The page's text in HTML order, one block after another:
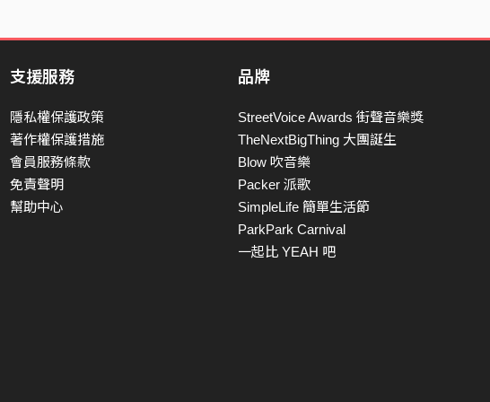
支援服務
隱私權保護政策
著作權保護措施
會員服務條款
免責聲明
幫助中心
品牌
StreetVoice Awards 街聲音樂獎
TheNextBigThing 大團誕生
Blow 吹音樂
Packer 派歌
SimpleLife 簡單生活節
ParkPark Carnival
一起比 YEAH 吧